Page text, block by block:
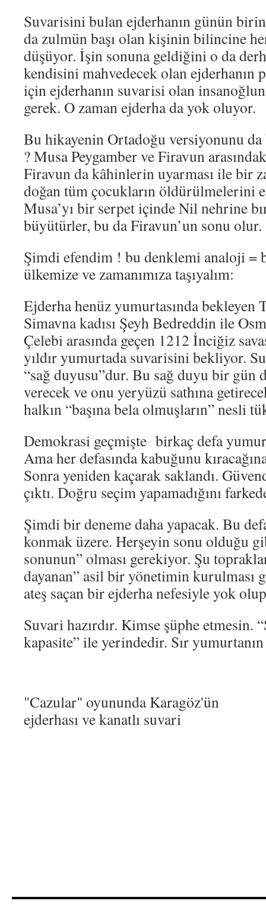
Suvarisini bulan ejderhanın günün
da zulmün başı olan kişinin bilincine
düşüyor. İşin sonuna geldiğini o da
kendisini mahvedecek olan ejderhanın
için ejderhanın suvarisi olan
gerek. O zaman ejderha da yok oluyor.
Bu hikayenin Ortadoğu versiyonunu
? Musa Peygamber ve Firavun
Firavun da kâhinlerin uyarması ile bir
doğan tüm çocukların öldürülmelerini
Musa’yı bir serpet içinde Nil nehrine
büyütürler, bu da Firavun’un sonu olur.
Şimdi efendim ! bu denklemi analoji =
ülkemize ve zamanımıza taşıyalım:
Ejderha henüz yumurtasında bekleyen
Simavna kadısı Şeyh Bedreddin ile
Çelebi arasında geçen 1212 İnciğiz
yıldır yumurtada suvarisini bekliyor.
“sağ duyusu”dur. Bu sağ duyu bir gün
verecek ve onu yeryüzü sathına
halkın “başına bela olmuşların” nesli
Demokrasi geçmişte birkaç defa
Ama her defasında kabuğunu
Sonra yeniden kaçarak saklandı.
çıktı. Doğru seçim yapamadığını
Şimdi bir deneme daha yapacak. Bu
konmak üzere. Herşeyin sonu olduğu
sonunun” olması gerekiyor. Şu
dayanan” asil bir yönetimin
ateş saçan bir ejderha nefesiyle yok
Suvari hazırdır. Kimse şüphe etmesin.
kapasite” ile yerindedir. Sır
"Cazular" oyununda Karagöz'ün
ejderhası ve kanatlı suvari